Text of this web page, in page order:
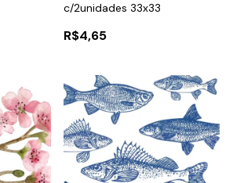
c/2unidades 33x33
R$4,65